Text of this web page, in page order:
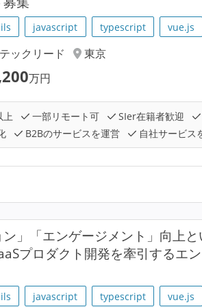
javascript typescript vue.js
テックリード
東京
万円
一部リモート可 SIer在籍者歓迎
B2Bのサービスを運営 自社サービス
ン」「エンゲージメント」向上
プロダクト開発を牽引するエ
javascript typescript vue.js